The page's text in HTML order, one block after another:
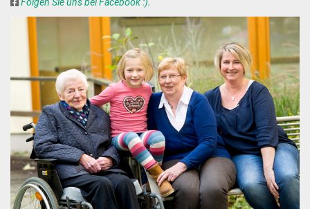
Folgen Sie uns bei Facebook :).